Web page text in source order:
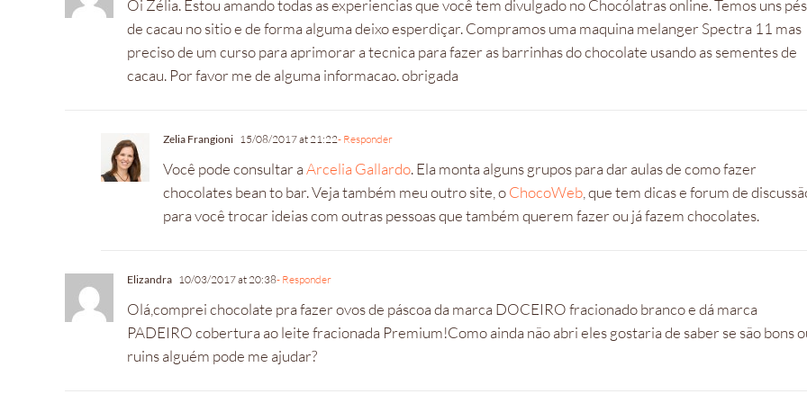
Oi Zélia. Estou amando todas as experiencias que você tem divulgado no Chocólatras online. Temos uns pés
de cacau no sitio e de forma alguma deixo esperdiçar. Compramos uma maquina melanger Spectra 11 mas
preciso de um curso para aprimorar a tecnica para fazer as barrinhas do chocolate usando as sementes de
cacau. Por favor me de alguma informacao. obrigada
Zelia Frangioni 15/08/2017 at 21:22- Responder
Você pode consultar aArcelia Gallardo. Ela monta alguns grupos para dar aulas de como fazer
chocolates bean to bar. Veja também meu outro site, oChocoWeb , que tem dicas e forum de
para você trocar ideias com outras pessoas que também querem fazer ou já fazem chocolates.
Elizandra 10/03/2017 at 20:38- Responder
Olá,comprei chocolate pra fazer ovos de páscoa da marca DOCEIRO fracionado branco e dá marca
PADEIRO cobertura ao leite fracionada Premium!Como ainda não abri eles gostaria de saber se são bons
ruins alguém pode me ajudar?